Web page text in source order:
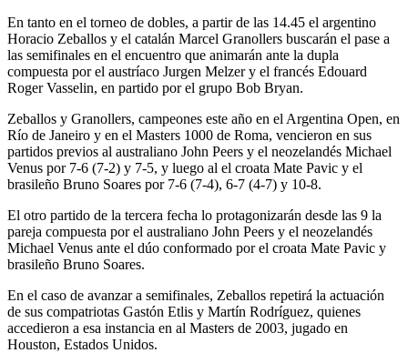
En tanto en el torneo de dobles, a partir de las 14.45 el argentino
Horacio Zeballos y el catalán Marcel Granollers buscarán el pase a
las semifinales en el encuentro que animarán ante la dupla
compuesta por el austríaco Jurgen Melzer y el francés Edouard
Roger Vasselin, en partido por el grupo Bob Bryan.
Zeballos y Granollers, campeones este año en el Argentina Open, en
Río de Janeiro y en el Masters 1000 de Roma, vencieron en sus
partidos previos al australiano John Peers y el neozelandés Michael
Venus por 7-6 (7-2) y 7-5, y luego al el croata Mate Pavic y el
brasileño Bruno Soares por 7-6 (7-4), 6-7 (4-7) y 10-8.
El otro partido de la tercera fecha lo protagonizarán desde las 9 la
pareja compuesta por el australiano John Peers y el neozelandés
Michael Venus ante el dúo conformado por el croata Mate Pavic y
brasileño Bruno Soares.
En el caso de avanzar a semifinales, Zeballos repetirá la actuación
de sus compatriotas Gastón Etlis y Martín Rodríguez, quienes
accedieron a esa instancia en al Masters de 2003, jugado en
Houston, Estados Unidos.